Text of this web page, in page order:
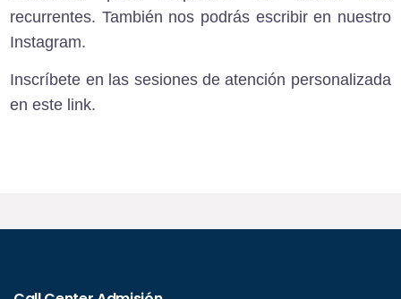
recurrentes. También nos podrás escribir en nuestro
Instagram.
Inscríbete en las sesiones de atención personalizada
en este link.